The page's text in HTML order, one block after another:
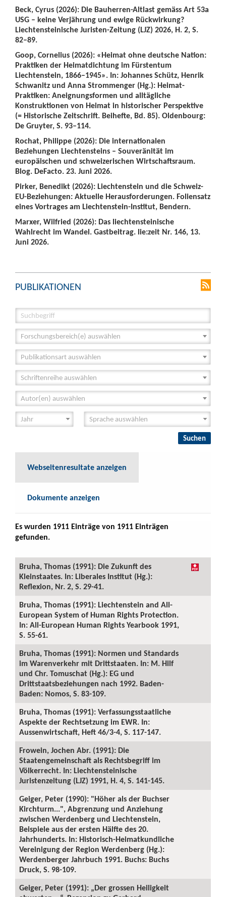
Beck, Cyrus (2026): Die Bauherren-Altlast gemäss Art 53a
USG – keine Verjährung und ewige Rückwirkung?
Liechtensteinische Juristen-Zeitung (LJZ) 2026, H. 2, S.
82–89.
Goop, Cornelius (2026): «Heimat ohne deutsche Nation:
Praktiken der Heimatdichtung im Fürstentum
Liechtenstein, 1866–1945». In: Johannes Schütz, Henrik
Schwanitz und Anna Strommenger (Hg.): Heimat-
Praktiken: Aneignungsformen und alltägliche
Konstruktionen von Heimat in historischer Perspektive
(= Historische Zeitschrift. Beihefte, Bd. 85). Oldenbourg:
De Gruyter, S. 93–114.
Rochat, Philippe (2026): Die internationalen
Beziehungen Liechtensteins – Souveränität im
europäischen und schweizerischen Wirtschaftsraum.
Blog. DeFacto. 23. Juni 2026.
Pirker, Benedikt (2026): Liechtenstein und die Schweiz-
EU-Beziehungen: Aktuelle Herausforderungen. Foliensatz
eines Vortrages am Liechtenstein-Institut, Bendern.
Marxer, Wilfried (2026): Das liechtensteinische
Wahlrecht im Wandel. Gastbeitrag. lie:zeit Nr. 146, 13.
Juni 2026.
PUBLIKATIONEN
Forschungsbereich(e) auswählen
Publikationsart auswählen
Schriftenreihe auswählen
Autor(en) auswählen
Webseitenresultate anzeigen
Dokumente anzeigen
Es wurden 1911 Einträge von 1911 Einträgen
gefunden.
Bruha, Thomas (1991): Die Zukunft des
Kleinstaates. In: Liberales Institut (Hg.):
Reflexion, Nr. 2, S. 29-41.
Bruha, Thomas (1991): Liechtenstein and All-
European System of Human Rights Protection.
In: All-European Human Rights Yearbook 1991,
S. 55-61.
Bruha, Thomas (1991): Normen und Standards
im Warenverkehr mit Drittstaaten. In: M. Hilf
und Chr. Tomuschat (Hg.): EG und
Drittstaatsbeziehungen nach 1992. Baden-
Baden: Nomos, S. 83-109.
Bruha, Thomas (1991): Verfassungsstaatliche
Aspekte der Rechtsetzung im EWR. In:
Aussenwirtschaft, Heft 46/3-4, S. 117-147.
Frowein, Jochen Abr. (1991): Die
Staatengemeinschaft als Rechtsbegriff im
Völkerrecht. In: Liechtensteinische
Juristenzeitung (LJZ) 1991, H. 4, S. 141-145.
Geiger, Peter (1990): "Höher als der Buchser
Kirchturm...", Abgrenzung und Anziehung
zwischen Werdenberg und Liechtenstein,
Beispiele aus der ersten Hälfte des 20.
Jahrhunderts. In: Historisch-Heimatkundliche
Vereinigung der Region Werdenberg (Hg.):
Werdenberger Jahrbuch 1991. Buchs: Buchs
Druck, S. 98-109.
Geiger, Peter (1991): „Der grossen Heiligkeit